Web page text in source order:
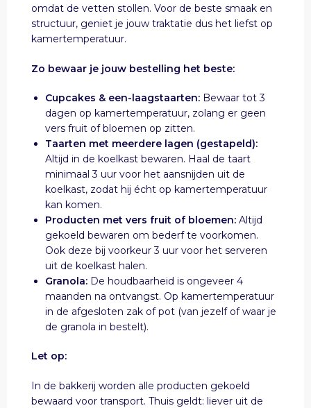
omdat de vetten stollen. Voor de beste smaak en
structuur, geniet je jouw traktatie dus het liefst op
kamertemperatuur.
Zo bewaar je jouw bestelling het beste:
Cupcakes & een-laagstaarten: Bewaar tot 3
dagen op kamertemperatuur, zolang er geen
vers fruit of bloemen op zitten.
Taarten met meerdere lagen (gestapeld):
Altijd in de koelkast bewaren. Haal de taart
minimaal 3 uur voor het aansnijden uit de
koelkast, zodat hij écht op kamertemperatuur
kan komen.
Producten met vers fruit of bloemen: Altijd
gekoeld bewaren om bederf te voorkomen.
Ook deze bij voorkeur 3 uur voor het serveren
uit de koelkast halen.
Granola: De houdbaarheid is ongeveer 4
maanden na ontvangst. Op kamertemperatuur
in de afgesloten zak of pot (van jezelf of waar je
de granola in bestelt).
Let op:
In de bakkerij worden alle producten gekoeld
bewaard voor transport. Thuis geldt: liever uit de